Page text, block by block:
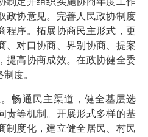
政协意见。完善人民政协制度
程序。拓展协商民主形式，更
、对口协商、界别协商、提案
提高协商成效。在政协健全委
度。
。畅通民主渠道，健全基层选
责等机制。开展形式多样的基
制度化，建立健全居民、村民